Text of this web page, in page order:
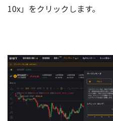
10x」をクリックします。